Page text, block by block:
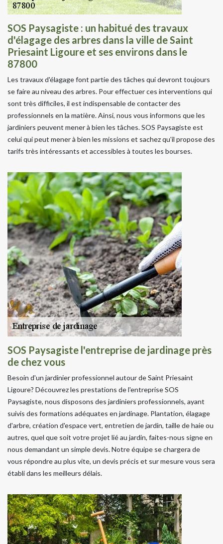
SOS Paysagiste : un habitué des travaux
d'élagage des arbres dans la ville de Saint
Priesaint Ligoure et ses environs dans le
87800
Les travaux d'élagage font partie des tâches qui devront toujours
se faire au niveau des arbres. Pour effectuer ces interventions qui
sont très difficiles, il est indispensable de contacter des
professionnels en la matière. Ainsi, nous vous informons que les
jardiniers peuvent mener à bien les tâches. SOS Paysagiste est
celui qui peut mener à bien les missions et sachez qu'il propose des
tarifs très intéressants et accessibles à toutes les bourses.
SOS Paysagiste l'entreprise de jardinage près
de chez vous
Besoin d'un jardinier professionnel autour de Saint Priesaint
Ligoure? Découvrez les prestations de l'entreprise SOS
Paysagiste, nous disposons des jardiniers professionnels, ayant
suivis des formations adéquates en jardinage. Plantation, élagage
d'arbre, création d'espace vert, entretien de jardin, taille de haie ou
autres, quel que soit votre projet lié au jardin, faites-nous signe en
nous demandant un simple devis. Notre équipe se chargera de
vous répondre au plus vite, un devis précis et sur mesure vous sera
établi dans les meilleurs délais.